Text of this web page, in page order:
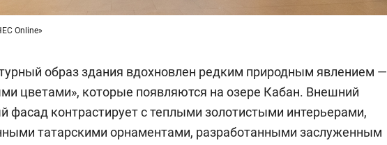
Online»
образ здания вдохновлен редким природным явлением —
цветами», которые появляются на озере Кабан. Внешний
фасад контрастирует с теплыми золотистыми интерьерами,
татарскими орнаментами, разработанными заслуженным